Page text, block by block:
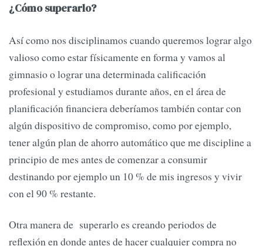
¿Cómo superarlo?
Así como nos disciplinamos cuando queremos lograr algo
valioso como estar físicamente en forma y vamos al
gimnasio o lograr una determinada calificación
profesional y estudiamos durante años, en el área de
planificación financiera deberíamos también contar con
algún dispositivo de compromiso, como por ejemplo,
tener algún plan de ahorro automático que me discipline a
principio de mes antes de comenzar a consumir
destinando por ejemplo un 10 % de mis ingresos y vivir
con el 90 % restante.
Otra manera de superarlo es creando periodos de
reflexión en donde antes de hacer cualquier compra no